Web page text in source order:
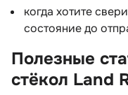
когда хотите
состояние до
Полезные
стёкол Land